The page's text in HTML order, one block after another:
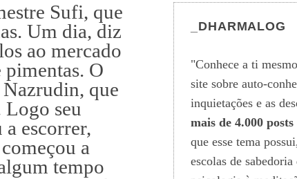
Sufi, que
Um dia, diz
ao mercado
pimentas. O
que
Logo seu
escorrer,
a
tempo
_DHARMALOG
"Conhece a ti
site sobre auto-
inquietações e as
mais de 4.000 posts
que esse tema
escolas de